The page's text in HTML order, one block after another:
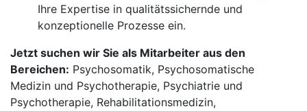
Ihre Expertise in qualitätssichernde und
konzeptionelle Prozesse ein.
Jetzt suchen wir Sie als Mitarbeiter aus den
Bereichen: Psychosomatik, Psychosomatische
Medizin und Psychotherapie, Psychiatrie und
Psychotherapie, Rehabilitationsmedizin,